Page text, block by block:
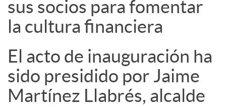
sus socios para fomentar
la cultura financiera
El acto de inauguración ha
sido presidido por Jaime
Martínez Llabrés, alcalde